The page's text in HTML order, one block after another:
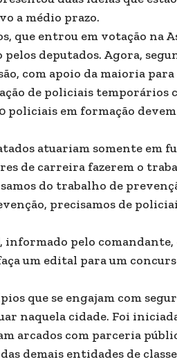
a médio prazo.
que entrou em votação na
deputados. Agora,
com apoio da maioria para
de policiais temporários
policiais em formação
atuariam somente em
de carreira fazerem o
do trabalho de
precisamos de
pelo comandante,
um edital para um
que se engajam com
naquela cidade. Foi
arcados com parceria
demais entidades de